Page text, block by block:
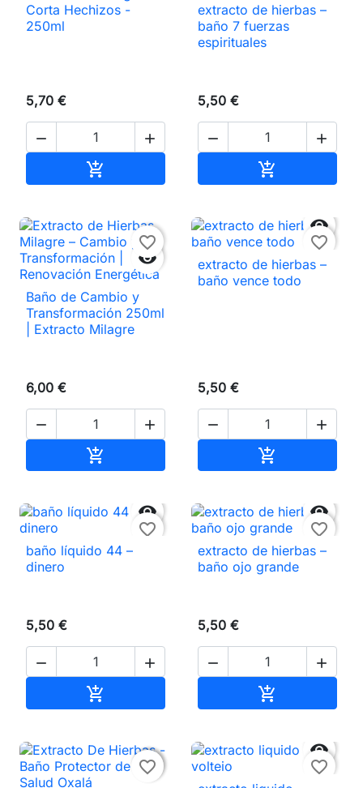
Corta Hechizos -
250ml
5,70 €
 

extracto de hierbas –
baño 7 fuerzas
espirituales
5,50 €
 


favorite_border
Baño de Cambio y
Transformación 250ml
| Extracto Milagre
6,00 €
 


favorite_border
extracto de hierbas –
baño vence todo
5,50 €
 


favorite_border
baño líquido 44 –
dinero
5,50 €
 


favorite_border
extracto de hierbas –
baño ojo grande
5,50 €
 


favorite_border

favorite_border